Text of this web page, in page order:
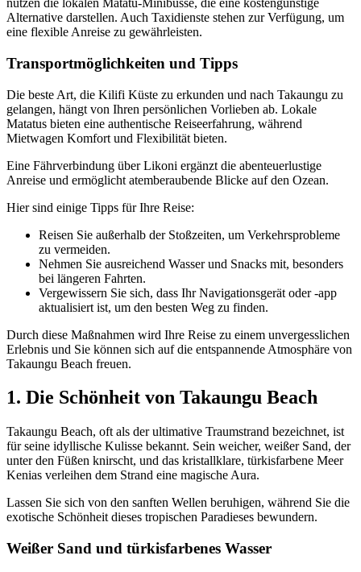
nutzen die lokalen Matatu-Minibusse, die eine kostengünstige
Alternative darstellen. Auch Taxidienste stehen zur Verfügung, um
eine flexible Anreise zu gewährleisten.
Transportmöglichkeiten und Tipps
Die beste Art, die Kilifi Küste zu erkunden und nach Takaungu zu
gelangen, hängt von Ihren persönlichen Vorlieben ab. Lokale
Matatus bieten eine authentische Reiseerfahrung, während
Mietwagen Komfort und Flexibilität bieten.
Eine Fährverbindung über Likoni ergänzt die abenteuerlustige
Anreise und ermöglicht atemberaubende Blicke auf den Ozean.
Hier sind einige Tipps für Ihre Reise:
Reisen Sie außerhalb der Stoßzeiten, um Verkehrsprobleme
zu vermeiden.
Nehmen Sie ausreichend Wasser und Snacks mit, besonders
bei längeren Fahrten.
Vergewissern Sie sich, dass Ihr Navigationsgerät oder -app
aktualisiert ist, um den besten Weg zu finden.
Durch diese Maßnahmen wird Ihre Reise zu einem unvergesslichen
Erlebnis und Sie können sich auf die entspannende Atmosphäre von
Takaungu Beach freuen.
1. Die Schönheit von Takaungu Beach
Takaungu Beach, oft als der ultimative Traumstrand bezeichnet, ist
für seine idyllische Kulisse bekannt. Sein weicher, weißer Sand, der
unter den Füßen knirscht, und das kristallklare, türkisfarbene Meer
Kenias verleihen dem Strand eine magische Aura.
Lassen Sie sich von den sanften Wellen beruhigen, während Sie die
exotische Schönheit dieses tropischen Paradieses bewundern.
Weißer Sand und türkisfarbenes Wasser